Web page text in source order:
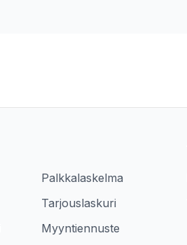
Palkkalaskelma
Tarjouslaskuri
Myyntiennuste